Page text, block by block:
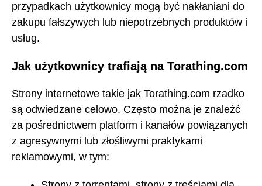
przypadkach użytkownicy mogą być nakłaniani do
zakupu fałszywych lub niepotrzebnych produktów i
usług.
Jak użytkownicy trafiają na Torathing.com
Strony internetowe takie jak Torathing.com rzadko
są odwiedzane celowo. Często można je znaleźć
za pośrednictwem platform i kanałów powiązanych
z agresywnymi lub złośliwymi praktykami
reklamowymi, w tym: